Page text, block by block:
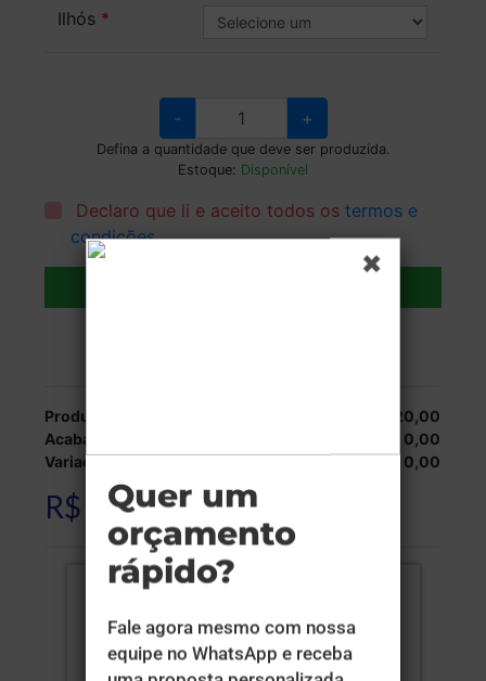
Ilhós
- +
Defina a quantidade que deve ser produzida.
Estoque: Disponível
Declaro que li e aceito todos ostermos e
condições.
Produção:
R$ 1.320,00
Acabamentos:
R$ 0,00
Variações:
R$ 0,00
R$ 1.320,00